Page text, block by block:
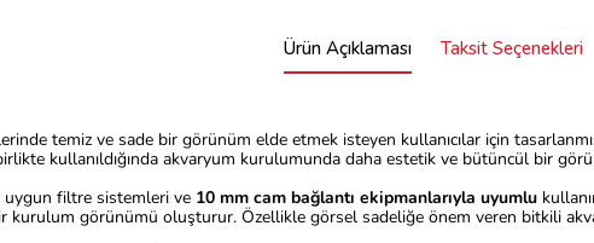
Ürün Açıklaması Taksit Seçenekleri
temiz ve sade bir görünüm elde etmek isteyen kullanıcılar için
kullanıldığında akvaryum kurulumunda daha estetik ve bütüncül bir
filtre sistemleri ve 10 mm cam bağlantı ekipmanlarıyla uyumlu
kurulum görünümü oluşturur. Özellikle görsel sadeliğe önem veren bitkili